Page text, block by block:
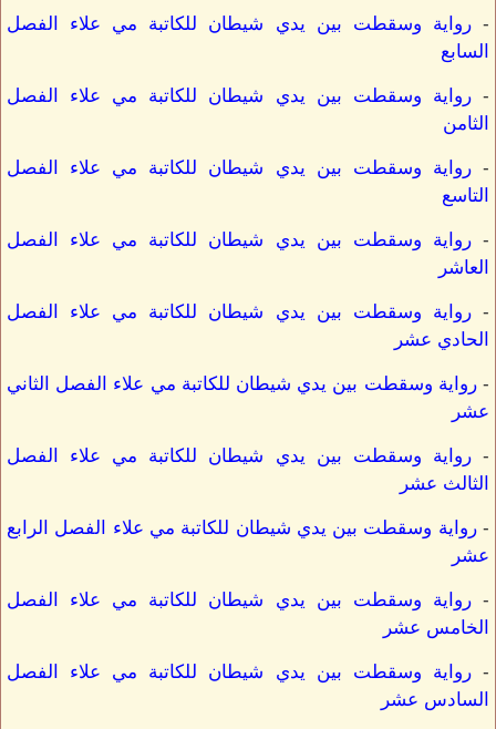
-رواية وسقطت بين يدي شيطان للكاتبة مي علاء الفصل
السابع
-رواية وسقطت بين يدي شيطان للكاتبة مي علاء الفصل
الثامن
-رواية وسقطت بين يدي شيطان للكاتبة مي علاء الفصل
التاسع
-رواية وسقطت بين يدي شيطان للكاتبة مي علاء الفصل
العاشر
-رواية وسقطت بين يدي شيطان للكاتبة مي علاء الفصل
الحادي عشر
-رواية وسقطت بين يدي شيطان للكاتبة مي علاء الفصل الثاني
عشر
-رواية وسقطت بين يدي شيطان للكاتبة مي علاء الفصل
الثالث عشر
-رواية وسقطت بين يدي شيطان للكاتبة مي علاء الفصل الرابع
عشر
-رواية وسقطت بين يدي شيطان للكاتبة مي علاء الفصل
الخامس عشر
-رواية وسقطت بين يدي شيطان للكاتبة مي علاء الفصل
السادس عشر